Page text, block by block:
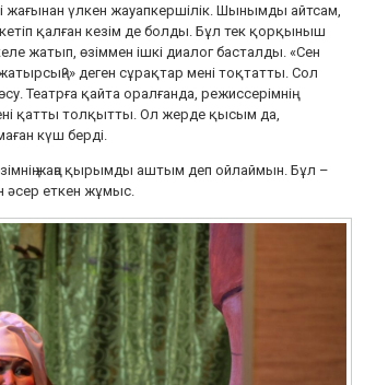
жағынан үлкен жауапкершілік. Шынымды айтсам,
қалған кезім де болды. Бұл тек қорқыныш
келе жатып, өзіммен ішкі диалог басталды. «Сен
деген сұрақтар мені тоқтатты. Сол
Театрға қайта оралғанда, режиссерімнің
қатты толқытты. Ол жерде қысым да,
күш берді.
жаңа қырымды аштым деп ойлаймын. Бұл –
әсер еткен жұмыс.